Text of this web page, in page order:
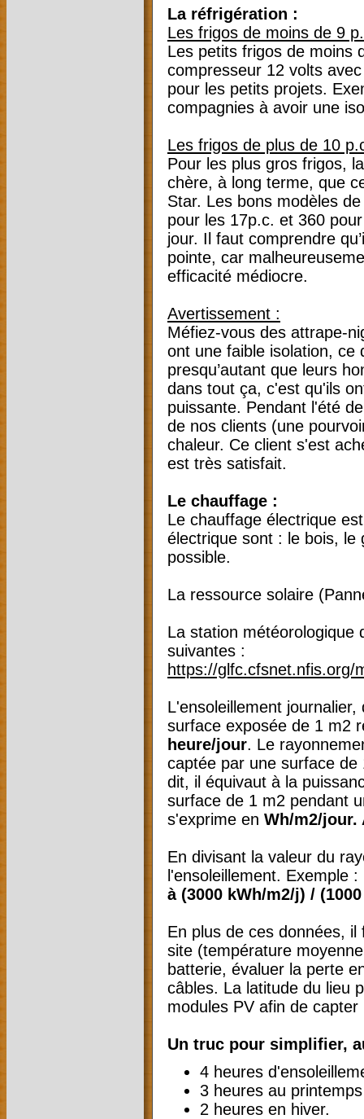
La réfrigération :
Les frigos de moins de 9
Les petits frigos de moins
compresseur 12 volts
pour les petits projets.
compagnies à avoir une
Les frigos de plus de 10
Pour les plus gros frigos,
chère, à long terme, que
Star. Les bons modèles
pour les 17p.c. et 360
jour. Il faut comprendre
pointe, car
efficacité médiocre.
Avertissement :
Méfiez-vous des attrape-
ont une faible isolation, ce
presqu’autant que leurs
dans tout ça, c'est qu'ils
puissante. Pendant l'été
de nos clients (une
chaleur. Ce client s'est
est très satisfait.
Le chauffage :
Le chauffage électrique
électrique sont : le bois, le
possible.
La ressource solaire
La station météorologique
suivantes :
https://glfc.cfsnet.nfis.org/
L'ensoleillement
surface exposée de 1 m2
heure/jour. Le
captée par une surface
dit, il équivaut à la
surface de 1 m2 pendant
s'exprime en Wh/m2/jour.
En divisant la valeur du
l'ensoleillement. Exemple
à (3000 kWh/m2/j) /
En plus de ces données,
site (température
batterie, évaluer la perte
câbles. La latitude du lieu
modules PV afin de
Un truc pour simplifier,
4 heures
3 heures au
2 heures en hiver.